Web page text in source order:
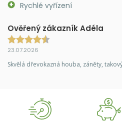
Rychlé vyřízení
Ověřený zákazník Adéla
23.07.2026
Skvělá dřevokazná houba, záněty,